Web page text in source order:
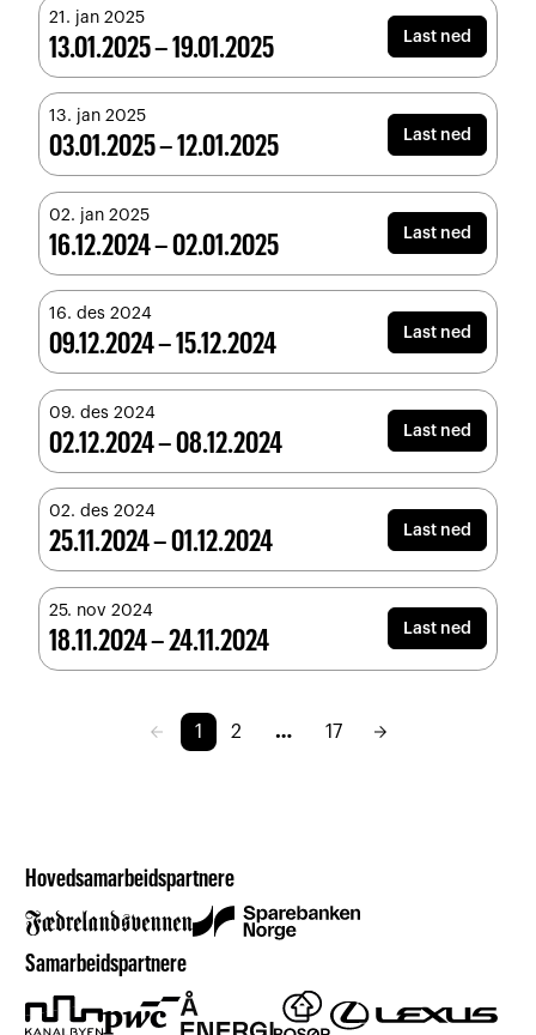
21. jan 2025
13.01.2025 – 19.01.2025 Last ned
13. jan 2025
03.01.2025 – 12.01.2025 Last ned
02. jan 2025
16.12.2024 – 02.01.2025 Last ned
16. des 2024
09.12.2024 – 15.12.2024 Last ned
09. des 2024
02.12.2024 – 08.12.2024 Last ned
02. des 2024
25.11.2024 – 01.12.2024 Last ned
25. nov 2024
18.11.2024 – 24.11.2024 Last ned
arrow_back 1 2 … 17 arrow_forward
Hovedsamarbeidspartnere
Samarbeidspartnere